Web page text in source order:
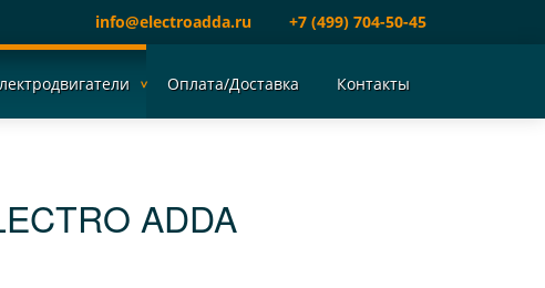
info@electroadda.ru +7 (499) 704-50-45
Оплата/Доставка Контакты
ADDA